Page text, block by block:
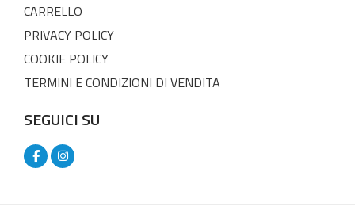
CARRELLO
PRIVACY POLICY
COOKIE POLICY
TERMINI E CONDIZIONI DI VENDITA
SEGUICI SU